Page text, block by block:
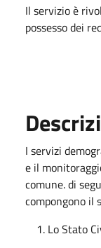
Il servizio è
possesso dei
I servizi
e il
comune. di
compongono il
Lo Stato